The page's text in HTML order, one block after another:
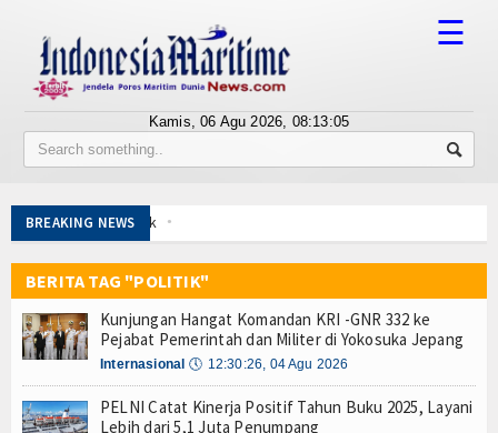
Tentang Kami
Berita
Bisnis
BUMN
Edukasi
☰
Kamis, 06 Agu 2026, 08:13:06
BREAKING NEWS
Tingkatkan Perlindungan Pekerja, Menaker:
Tarif Tuna Cakalang 0% ke Jepang, KKP Jaga
Aksi Kolaborasi Lindungi Mangrove dan
PWI Pusat-AFPI Gelar Workshop Jurnalistik
Indonesia-Tailan Perkuat Kemitraan Strategis,
Lomba Agustusan Keluarga Besar Kolinlamil,
Lancarkan Logistik dan Transparansi, IPC TPK
BERITA TAG "POLITIK"
Kunjungan Hangat Komandan KRI -GNR 332 ke
Pejabat Pemerintah dan Militer di Yokosuka Jepang
Internasional 🕔 12:30:26, 04 Agu 2026
PELNI Catat Kinerja Positif Tahun Buku 2025, Layani
Lebih dari 5,1 Juta Penumpang